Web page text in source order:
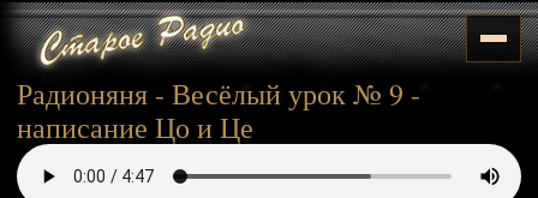
Радионяня - Весёлый урок № 9 -
написание Цо и Це